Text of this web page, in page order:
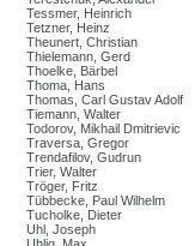
Tessmer, Heinrich
Tetzner, Heinz
Theunert, Christian
Thielemann, Gerd
Thoelke, Bärbel
Thoma, Hans
Thomas, Carl Gustav Adolf
Tiemann, Walter
Todorov, Mikhail Dmitrievic
Traversa, Gregor
Trendafilov, Gudrun
Trier, Walter
Tröger, Fritz
Tübbecke, Paul Wilhelm
Tucholke, Dieter
Uhl, Joseph